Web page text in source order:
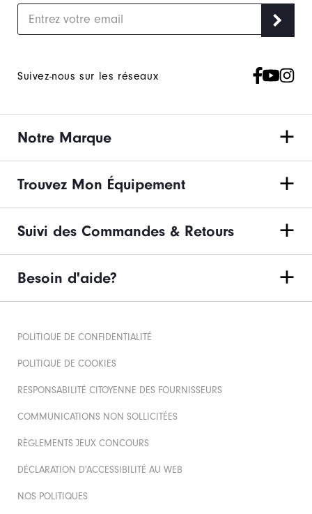
Suivez-nous sur les réseaux
Notre Marque
Trouvez Mon Équipement
Suivi des Commandes & Retours
Besoin d'aide?
POLITIQUE DE CONFIDENTIALITÉ
POLITIQUE DE COOKIES
RESPONSABILITÉ CITOYENNE DES FOURNISSEURS
COMMUNICATIONS NON SOLLICITÉES
RÈGLEMENTS JEUX CONCOURS
DÉCLARATION D'ACCESSIBILITÉ AU WEB
NOS POLITIQUES